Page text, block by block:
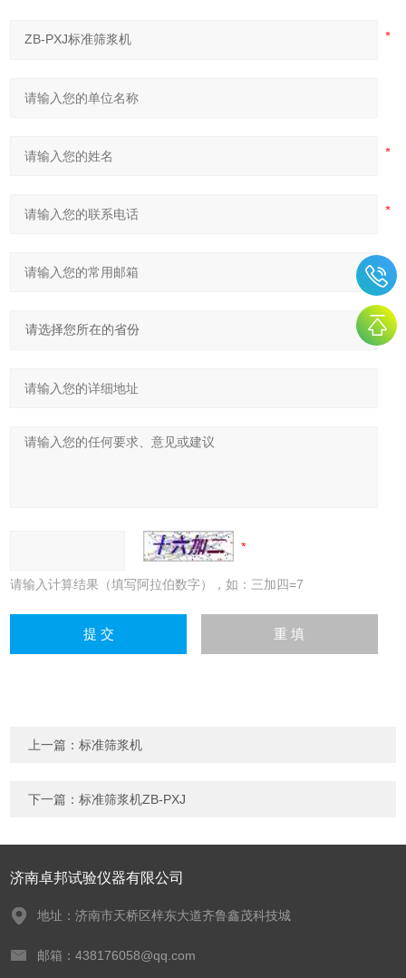
请输入计算结果（填写阿拉伯数字），如：三加四=7
上一篇：标准筛浆机
下一篇：标准筛浆机ZB-PXJ
济南卓邦试验仪器有限公司
地址：济南市天桥区梓东大道齐鲁鑫茂科技城
邮箱：438176058@qq.com